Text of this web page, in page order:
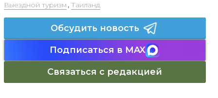
Выездной туризм , Таиланд
Обсудить новость
Подписаться в MAX
Связаться с редакцией